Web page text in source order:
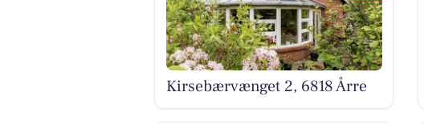
Kirsebærvænget 2, 6818 Årre